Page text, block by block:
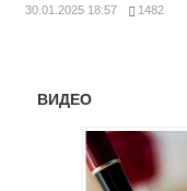
30.01.2025 18:57 1482
ВИДЕО